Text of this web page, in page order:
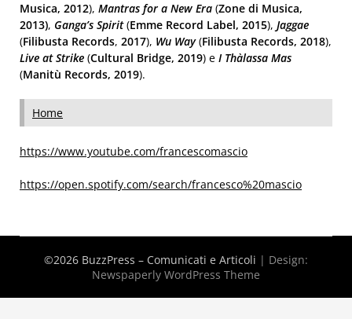
Musica, 2012), Mantras for a New Era (Zone di Musica,
2013), Ganga’s Spirit(Emme Record Label, 2015), Jaggae
(Filibusta Records, 2017), Wu Way(Filibusta Records, 2018),
Live at Strike (Cultural Bridge, 2019) e I Thàlassa Mas
(Manitù Records, 2019).
Home
https://www.youtube.com/francescomascio
https://open.spotify.com/search/francesco%20mascio
©2026 BuzzPress – Comunicati e Articoli | Design:
Newspaperly WordPress Theme